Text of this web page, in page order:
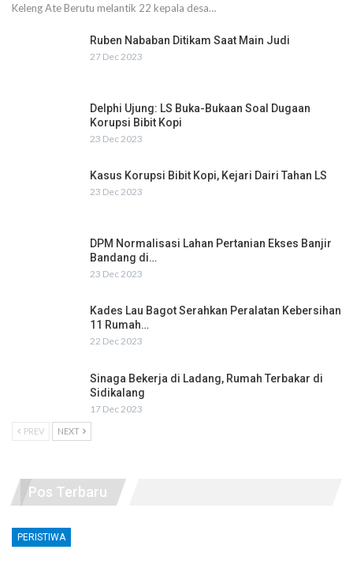
Keleng Ate Berutu melantik 22 kepala desa…
Ruben Nababan Ditikam Saat Main Judi
27 Dec 2023
Delphi Ujung: LS Buka-Bukaan Soal Dugaan
Korupsi Bibit Kopi
23 Dec 2023
Kasus Korupsi Bibit Kopi, Kejari Dairi Tahan LS
23 Dec 2023
DPM Normalisasi Lahan Pertanian Ekses Banjir
Bandang di…
23 Dec 2023
Kades Lau Bagot Serahkan Peralatan Kebersihan
11 Rumah…
22 Dec 2023
Sinaga Bekerja di Ladang, Rumah Terbakar di
Sidikalang
17 Dec 2023
PREV NEXT
Pos Terbaru
PERISTIWA